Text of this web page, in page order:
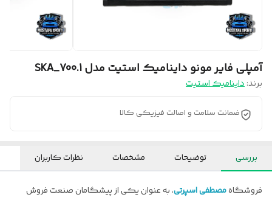
آمپلی فایر مونو داینامیک استیت مدل SKA_700.1
برند:داینامیک استیت
ضمانت سلامت و اصالت فیزیکی کالا
بررسی توضیحات مشخصات نظرات کاربران
فروشگاهمصطفی اسپرتی، به عنوان یکی از پیشگامان صنعت فروش